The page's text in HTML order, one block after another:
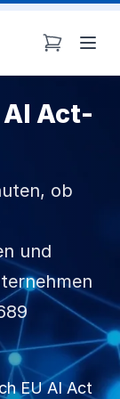
Act-
ob
und
EU AI Act